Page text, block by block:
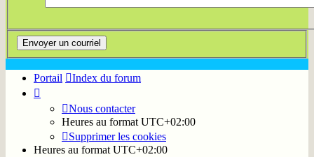
Portail Index du forum
Nous contacter
Heures au format UTC+02:00
Supprimer les cookies
Heures au format UTC+02:00